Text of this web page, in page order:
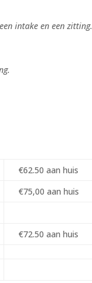
intake en een zitting.
€62.50 aan huis
€75,00 aan huis
€72.50 aan huis